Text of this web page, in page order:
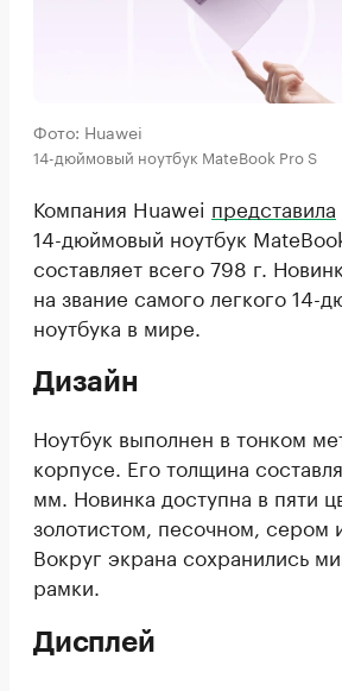
Фото: Huawei
14-дюймовый ноутбук MateBook Pro S
Компания Huawei представила
14-дюймовый ноутбук
составляет всего 798 г.
на звание самого легкого 14-
ноутбука в мире.
Дизайн
Ноутбук выполнен в тонком
корпусе. Его толщина
мм. Новинка доступна в пяти
золотистом, песочном, сером
Вокруг экрана сохранились
рамки.
Дисплей